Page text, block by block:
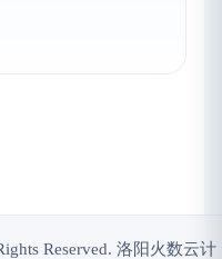
Reserved. 洛阳火数云计